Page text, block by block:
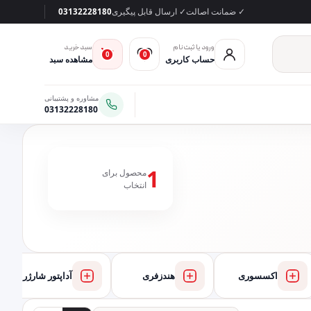
✓ ضمانت اصالت✓ ارسال قابل پیگیری03132228180
ورود یا ثبت‌نام
حساب کاربری 0
0
سبد خرید
مشاهده سبد
مشاوره و پشتیبانی
03132228180
1محصول برای
انتخاب
اکسسوری هندزفری آداپتور شارژر